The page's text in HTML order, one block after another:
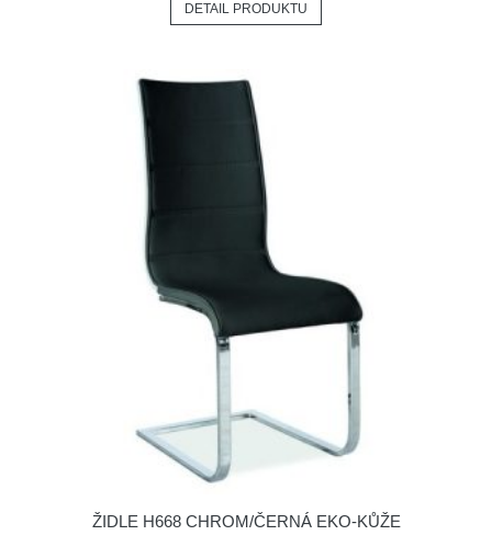
DETAIL PRODUKTU
ŽIDLE H668 CHROM/ČERNÁ EKO-KŮŽE